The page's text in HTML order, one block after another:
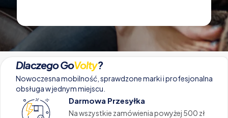
Dlaczego GoVolty?
Nowoczesna mobilność, sprawdzone marki i profesjonalna
obsługa w jednym miejscu.
Darmowa Przesyłka
Na wszystkie zamówienia powyżej 500 zł